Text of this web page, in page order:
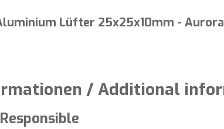
Lüfter 25x25x10mm -
/ Additional